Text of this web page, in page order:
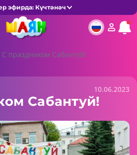
эфирда: Күчтәнәч
С праздником Сабантуй!
10.06.2023
Сабантуй!